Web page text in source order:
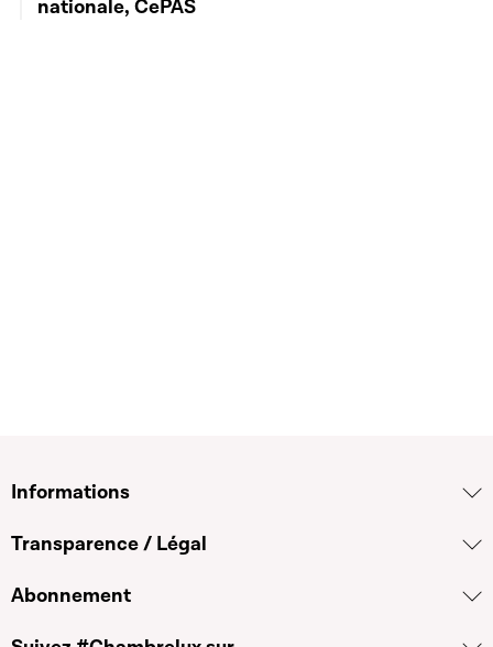
nationale, CePAS
Informations
Transparence / Légal
Abonnement